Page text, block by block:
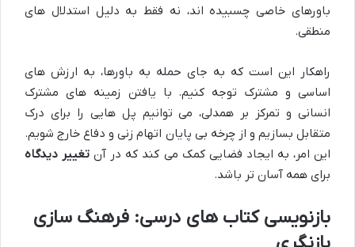
باورهای خاصی چسبیده اند، نه فقط به دلیل استدلال های
منطقی.
راهکار این است که به جای حمله به باورها، به ارزش های
اساسی و مشترک توجه کنیم. با یافتن زمینه های مشترک
انسانی و تمرکز بر همدلی، می توانیم پل هایی را برای درک
متقابل بسازیم و از چرخه بی پایان اتهام زنی و دفاع خارج شویم.
این امر، به ایجاد فضایی کمک می کند که در آن تغییر دیدگاه
برای همه آسان تر باشد.
بازنویسی کتاب های درسی: فرهنگ سازی